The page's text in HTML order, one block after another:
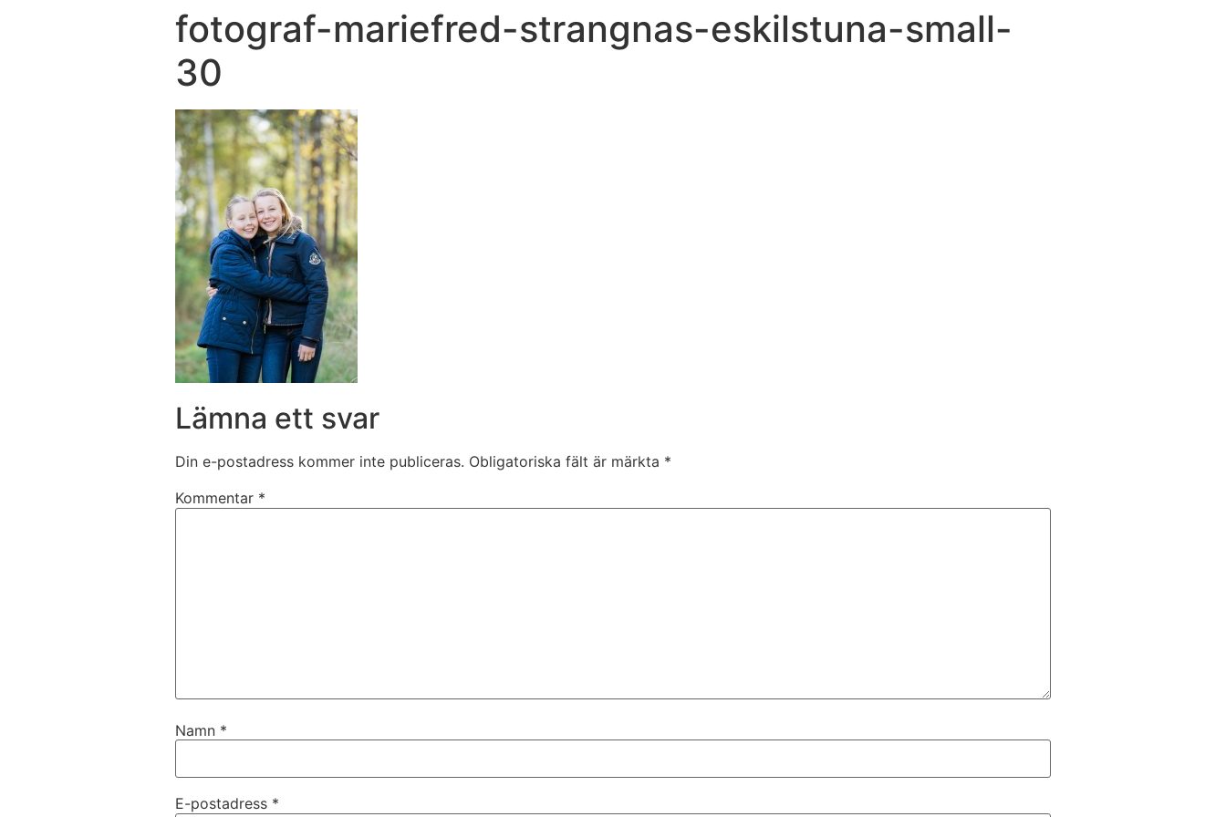
fotograf-mariefred-strangnas-eskilstuna-small-
30
Lämna ett svar
Din e-postadress kommer inte publiceras. Obligatoriska fält är märkta *
Kommentar *
Namn *
E-postadress *